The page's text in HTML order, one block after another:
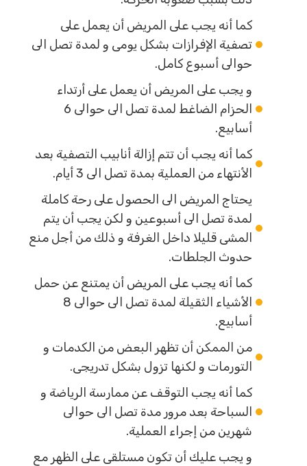
كما أنه يجب على المريض أن يعمل على
تصفية الإفرازات بشكل يومى و لمدة تصل الى
حوالى أسبوع كامل.
و يجب على المريض أن يعمل على أرتداء
الحزام الضاغط لمدة تصل الى حوالى 6
أسابيع.
كما أنه يجب أن تتم إزالة أنابيب التصفية بعد
الأنتهاء من العملية بمدة تصل الى 3 أيام.
يحتاج المريض الى الحصول على رحة كاملة
لمدة تصل الى أسبوعين و لكن يجب أن يتم
المشى قليلا داخل الغرفة و ذلك من أجل منع
حدوث الجلطات.
كما أنه يجب على المريض أن يمتنع عن حمل
الأشياء الثقيلة لمدة تصل الى حوالى 8
أسابيع.
من الممكن أن تظهر البعض من الكدمات و
التورمات و لكنها تزول بشكل تدريجى.
كما أنه يجب التوقف عن ممارسة الرياضة و
السباحة بعد مرور مدة تصل الى حوالى
شهرين من إجراء العملية.
و يجب عليك أن تكون مستلقى على الظهر مع